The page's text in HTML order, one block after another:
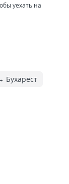
уехать на
Бухарест